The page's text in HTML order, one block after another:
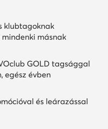
klubtagoknak
mindenki másnak
GOLD tagsággal
egész évben
és leárazással